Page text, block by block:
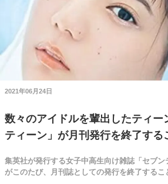
2021年06月24日
数々のアイドルを輩出したティー
ティーン」が月刊発行を終了する
集英社が発行する女子中高生向け雑誌「セブン
がこのたび、月刊誌としての発行を終了するこ